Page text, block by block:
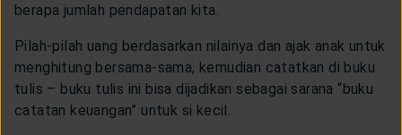
berapa jumlah pendapatan kita.
Pilah-pilah uang berdasarkan nilainya dan ajak anak untuk
menghitung bersama-sama, kemudian catatkan di buku
tulis – buku tulis ini bisa dijadikan sebagai sarana “buku
catatan keuangan” untuk si kecil.
KEAGENAN